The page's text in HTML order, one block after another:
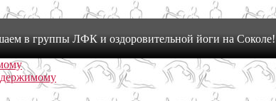
в группы ЛФК и оздоровительной йоги на Соколе!